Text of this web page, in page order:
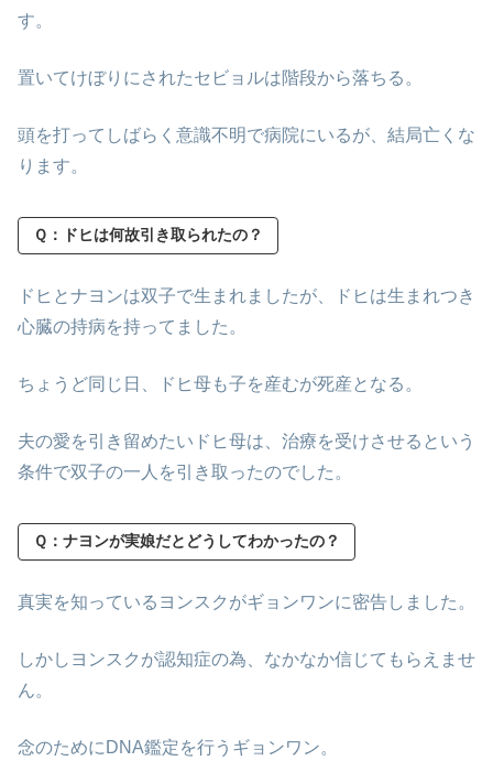
す。
置いてけぼりにされたセビョルは階段から落ちる。
頭を打ってしばらく意識不明で病院にいるが、結局亡くな
ります。
Ｑ：ドヒは何故引き取られたの？
ドヒとナヨンは双子で生まれましたが、ドヒは生まれつき
心臓の持病を持ってました。
ちょうど同じ日、ドヒ母も子を産むが死産となる。
夫の愛を引き留めたいドヒ母は、治療を受けさせるという
条件で双子の一人を引き取ったのでした。
Ｑ：ナヨンが実娘だとどうしてわかったの？
真実を知っているヨンスクがギョンワンに密告しました。
しかしヨンスクが認知症の為、なかなか信じてもらえませ
ん。
念のためにDNA鑑定を行うギョンワン。